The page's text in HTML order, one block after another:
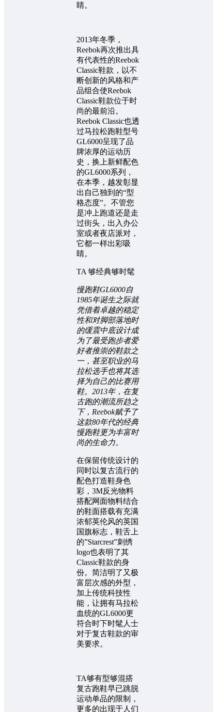
睛。
2013年冬季，
Reebok再次推出具
有代表性的Reebok
Classic鞋款，以不
断创新的风格和产
品组合使Reebok
Classic鞋款位于时
尚的最前沿。
Reebok Classic也透
过马拉松跑鞋型号
GL6000呈现了品
牌浓厚的运动历
史，换上新鲜配色
的GL6000系列，
在本季，越发彰显
出自己独到的“型
格态度”。不管您
是冲上跑道还是走
过街头，出入办公
室或者夜店派对，
它都一样出彩吸
睛。
TA 够经典够时髦
慢跑鞋GL6000自
1985年诞生之际就
凭借着卓越的稳定
性和对脚部落地时
的缓震中底设计成
为了最受跑步者爱
好者推崇的鞋款之
一，甚至职业的马
拉松选手也将其选
择为自己的比赛用
鞋。2013年，在复
古跑的潮流所趋之
下，Reebok赋予了
这款80年代的经典
慢跑鞋更为丰富时
尚的生命力。
在保留传统设计的
同时以复古流行的
配色打造鞋身色
彩，3M反光物料
搭配网面物料结合
的鞋面搭载有充满
浓郁英伦风的英国
国旗标志，鞋舌上
的”Starcrest”刺绣
logo也表明了其
Classic鞋款的身
份。简洁明了又极
富层次感的外型，
加上传统科技性
能，让拥有马拉松
血统的GL6000更
符合时下时髦人士
对于复古鞋款的审
美要求。
TA够有型够混搭
复古跑鞋早已跳脱
运动单品的限制，
更多的出现于人们